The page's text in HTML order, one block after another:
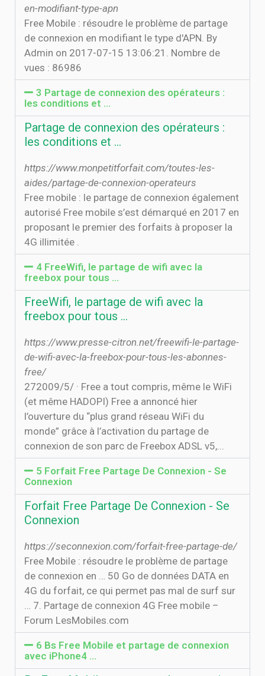
en-modifiant-type-apn
Free Mobile : résoudre le problème de partage
de connexion en modifiant le type d'APN. By
Admin on 2017-07-15 13:06:21. Nombre de
vues : 86986
3 Partage de connexion des opérateurs :
les conditions et ...
Partage de connexion des opérateurs :
les conditions et ...
https://www.monpetitforfait.com/toutes-les-
aides/partage-de-connexion-operateurs
Free mobile : le partage de connexion également
autorisé Free mobile s’est démarqué en 2017 en
proposant le premier des forfaits à proposer la
4G illimitée .
4 FreeWifi, le partage de wifi avec la
freebox pour tous …
FreeWifi, le partage de wifi avec la
freebox pour tous …
https://www.presse-citron.net/freewifi-le-partage-
de-wifi-avec-la-freebox-pour-tous-les-abonnes-
free/
27‏‏/5‏‏/2009 · Free a tout compris, même le WiFi
(et même HADOPI) Free a annoncé hier
l’ouverture du “plus grand réseau WiFi du
monde” grâce à l’activation du partage de
connexion de son parc de Freebox ADSL v5,...
5 Forfait Free Partage De Connexion - Se
Connexion
Forfait Free Partage De Connexion - Se
Connexion
https://seconnexion.com/forfait-free-partage-de/
Free Mobile : résoudre le problème de partage
de connexion en … 50 Go de données DATA en
4G du forfait, ce qui permet pas mal de surf sur
… 7. Partage de connexion 4G Free mobile –
Forum LesMobiles.com
6 Bs Free Mobile et partage de connexion
avec iPhone4 …